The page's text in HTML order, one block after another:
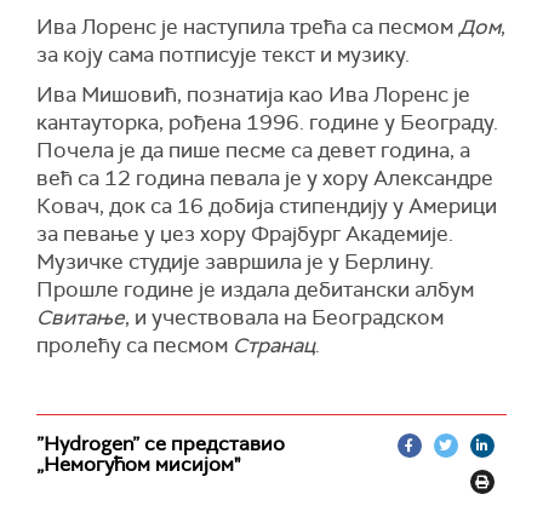
Ива Лоренс је наступила трећа са песмомДом,
за коју сама потписује текст и музику.
Ива Мишовић, познатија као Ива Лоренс је
кантауторка, pођена 1996. године у Београду.
Почела је да пише песме са девет година, а
већ са 12 година певала је у хору Александре
Ковач, док са 16 добија стипендију у Америци
за певање у џез хору Фрajбург Академије.
Музичке студије завршила је у Берлину.
Прошле године је издала дебитански албум
Свитање, и учествовала на Београдском
пролећу са песмом Странац.
”Hydrogen” се представио
„Немогућом мисијом"